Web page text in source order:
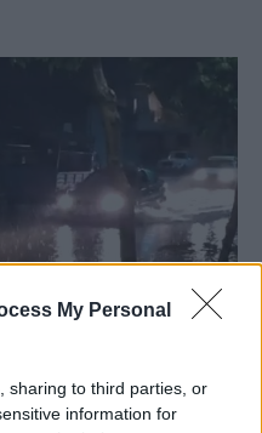
My Personal
sharing to third parties, or
information for
και Καρδίτσα